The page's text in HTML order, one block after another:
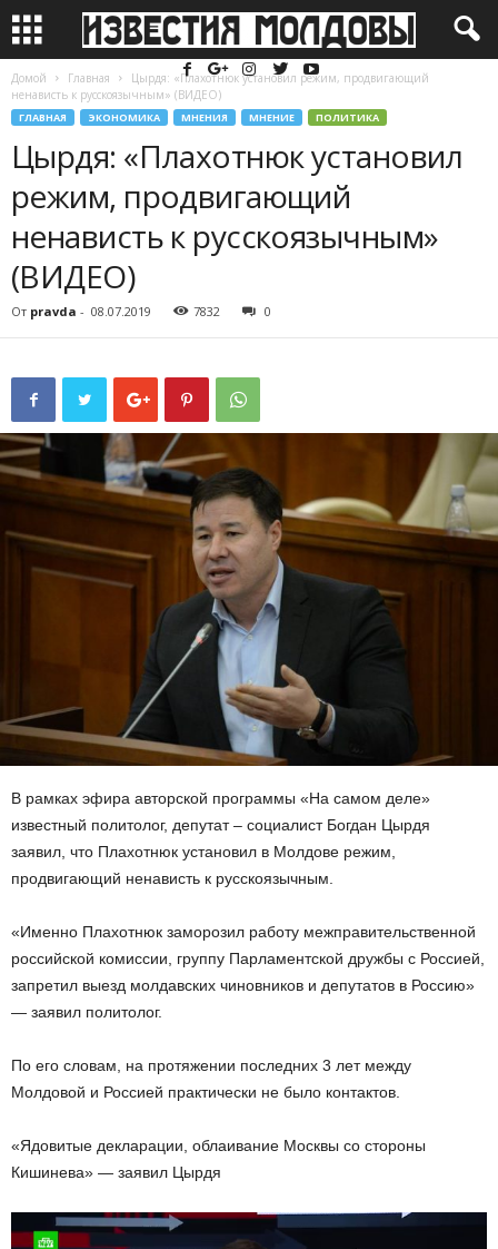
Домой Главная
Цырдя: «Плахотнюк установил режим, продвигающий
ненависть к русскоязычным» (ВИДЕО)
ГЛАВНАЯ ЭКОНОМИКА МНЕНИЯ МНЕНИЕ ПОЛИТИКА
Цырдя: «Плахотнюк установил
режим, продвигающий
ненависть к русскоязычным»
(ВИДЕО)
От pravda - 08.07.2019 7832 0
В рамках эфира авторской программы «На самом деле»
известный политолог, депутат – социалист Богдан Цырдя
заявил, что Плахотнюк установил в Молдове режим,
продвигающий ненависть к русскоязычным.
«Именно Плахотнюк заморозил работу межправительственной
российской комиссии, группу Парламентской дружбы с Россией,
запретил выезд молдавских чиновников и депутатов в Россию»
— заявил политолог.
По его словам, на протяжении последних 3 лет между
Молдовой и Россией практически не было контактов.
«Ядовитые декларации, облаивание Москвы со стороны
Кишинева» — заявил Цырдя
Видеоплеер